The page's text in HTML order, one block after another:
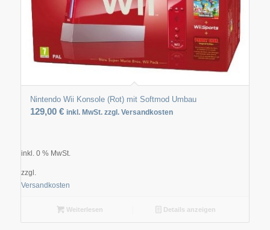
Nintendo Wii Konsole (Rot) mit Softmod Umbau
129,00 € inkl. MwSt. zzgl. Versandkosten
inkl. 0 % MwSt.
zzgl.
Versandkosten
Weiterlesen Details anzeigen